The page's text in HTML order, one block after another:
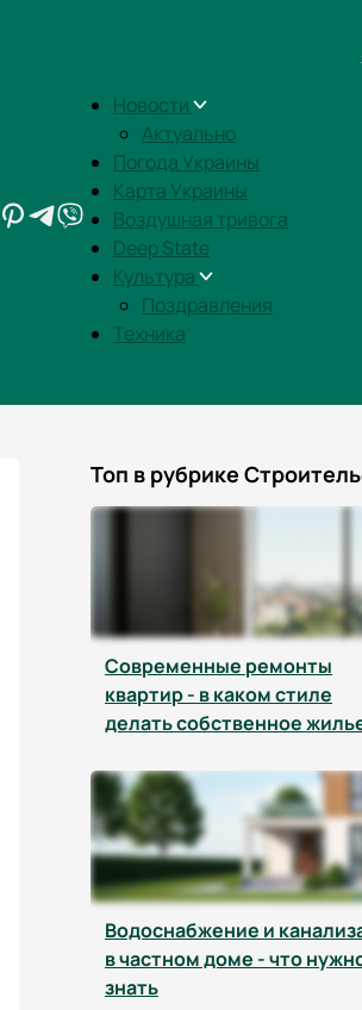
Новости
Актуально
Погода Украины
Карта Украины
Воздушная тривога
Deep State
Культура
Поздравления
Техника
Топ в рубрике
Современные ремонты
квартир - в каком стиле
делать собственное
Водоснабжение и
в частном доме - что
знать